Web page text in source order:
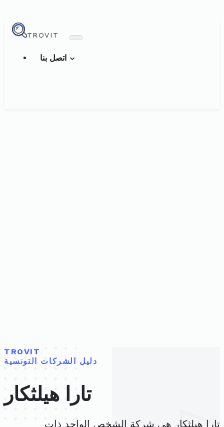
TROVIT
TROVIT
دليل الشركات التونسية
تارا هيلثكار
تارا هيلثكار هي شركة الشخص الواحد ذات